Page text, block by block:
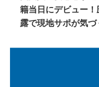
籍当日にデビュー
露で現地サポが気づ